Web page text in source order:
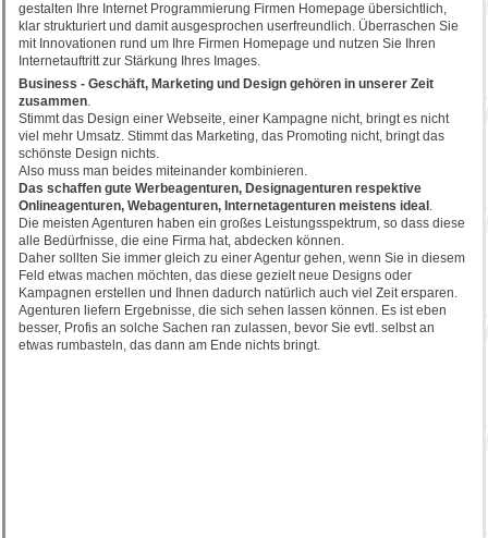
gestalten Ihre Internet Programmierung Firmen Homepage übersichtlich,
klar strukturiert und damit ausgesprochen userfreundlich. Überraschen Sie
mit Innovationen rund um Ihre Firmen Homepage und nutzen Sie Ihren
Internetauftritt zur Stärkung Ihres Images.
Business - Geschäft, Marketing und Design gehören in unserer Zeit
zusammen.
Stimmt das Design einer Webseite, einer Kampagne nicht, bringt es nicht
viel mehr Umsatz. Stimmt das Marketing, das Promoting nicht, bringt das
schönste Design nichts.
Also muss man beides miteinander kombinieren.
Das schaffen gute Werbeagenturen, Designagenturen respektive
Onlineagenturen, Webagenturen, Internetagenturen meistens ideal .
Die meisten Agenturen haben ein großes Leistungsspektrum, so dass diese
alle Bedürfnisse, die eine Firma hat, abdecken können.
Daher sollten Sie immer gleich zu einer Agentur gehen, wenn Sie in diesem
Feld etwas machen möchten, das diese gezielt neue Designs oder
Kampagnen erstellen und Ihnen dadurch natürlich auch viel Zeit ersparen.
Agenturen liefern Ergebnisse, die sich sehen lassen können. Es ist eben
besser, Profis an solche Sachen ran zulassen, bevor Sie evtl. selbst an
etwas rumbasteln, das dann am Ende nichts bringt.